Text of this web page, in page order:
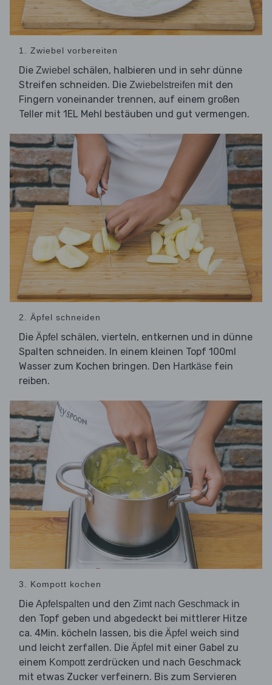
1. Zwiebel vorbereiten
Die Zwiebel schälen, halbieren und in sehr dünne
Streifen schneiden. Die Zwiebelstreifen mit den
Fingern voneinander trennen, auf einem großen
Teller mit 1EL Mehl bestäuben und gut vermengen.
2. Äpfel schneiden
Die Äpfel schälen, vierteln, entkernen und in dünne
Spalten schneiden. In einem kleinen Topf 100ml
Wasser zum Kochen bringen. Den Hartkäse fein
reiben.
3. Kompott kochen
Die Apfelspalten und den Zimt nach Geschmack in
den Topf geben und abgedeckt bei mittlerer Hitze
ca. 4Min. köcheln lassen, bis die Äpfel weich sind
und leicht zerfallen. Die Äpfel mit einer Gabel zu
einem Kompottzerdrücken und nach Geschmack
mit etwas Zucker verfeinern. Bis zum Servieren